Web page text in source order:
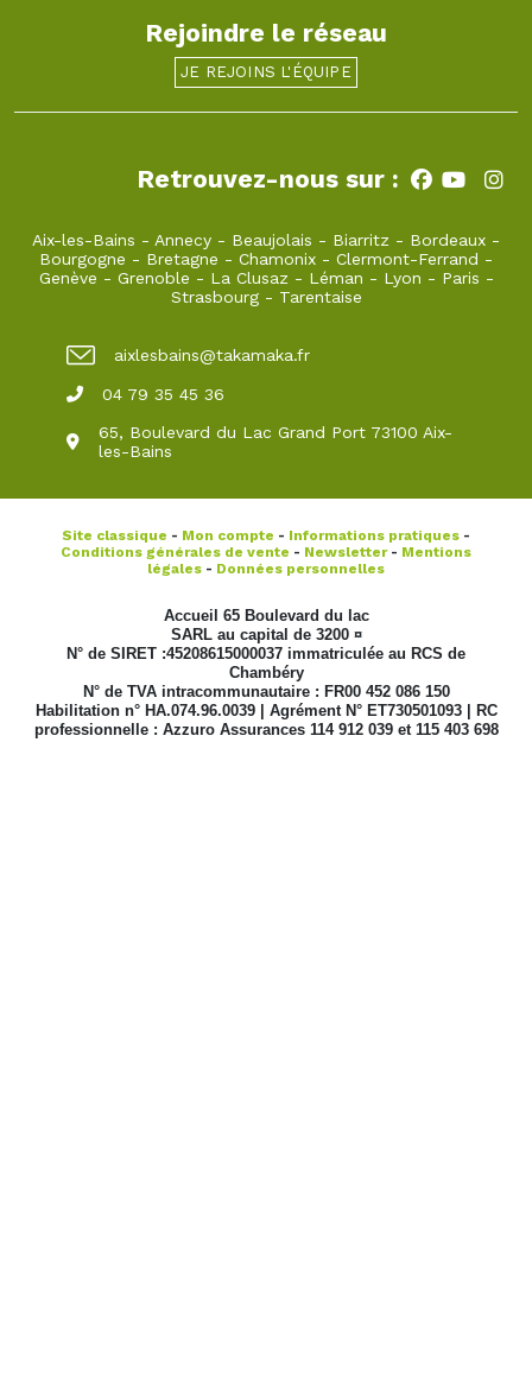
Rejoindre le réseau
JE REJOINS L'ÉQUIPE
Retrouvez-nous sur :
Aix-les-Bains - Annecy - Beaujolais - Biarritz - Bordeaux -
Bourgogne - Bretagne - Chamonix - Clermont-Ferrand -
Genève - Grenoble - La Clusaz - Léman - Lyon - Paris -
Strasbourg- Tarentaise
aixlesbains@takamaka.fr
04 79 35 45 36
65, Boulevard du Lac Grand Port 73100 Aix-
les-Bains
Site classique - Mon compte - Informations pratiques -
Conditions générales de vente - Newsletter- Mentions
légales - Données personnelles
Accueil 65 Boulevard du lac
SARL au capital de 3200 ¤
N° de SIRET :45208615000037 immatriculée au RCS de
Chambéry
N° de TVA intracommunautaire : FR00 452 086 150
Habilitation n° HA.074.96.0039 | Agrément N° ET730501093 | RC
professionnelle : Azzuro Assurances 114 912 039 et 115 403 698